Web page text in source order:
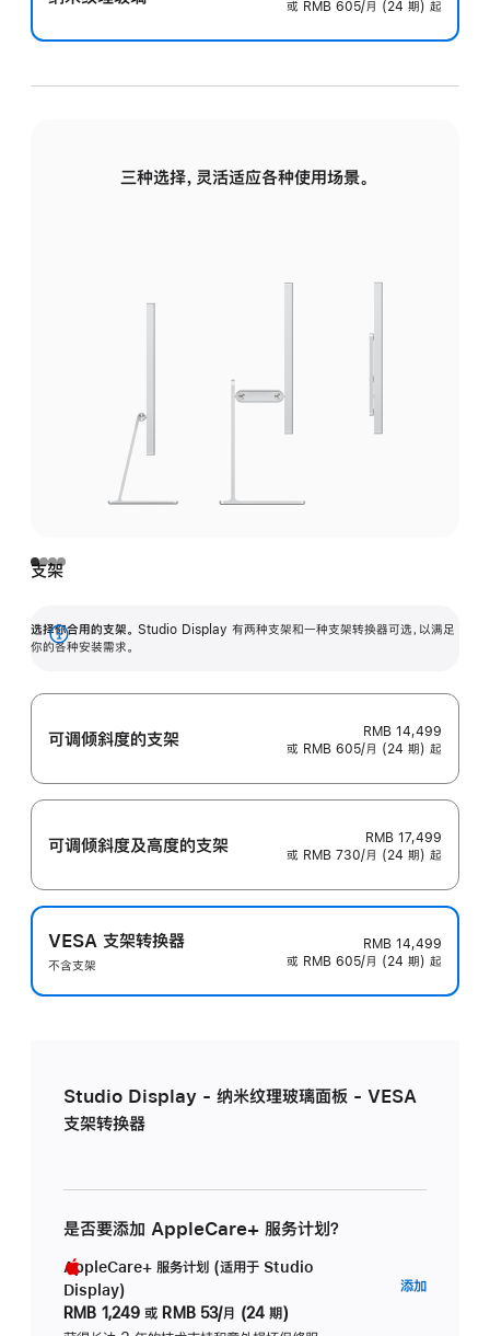
或 RMB 605/月 (24 期) 起
三种选择，灵活适应各种使用场景。
支架
选择你合用的支架。 Studio Display 有两种支架和一种支架转换器可选，以满足
你的各种安装需求。
展
可调倾斜度的支架
RMB 14,499
或 RMB 605/月 (24 期) 起
可调倾斜度及高‍度的支‍架
RMB 17,499
或 RMB 730/月 (24 期) 起
VESA 支架转换器
不含支架
RMB 14,499
或 RMB 605/月 (24 期) 起
Studio Display - 纳米纹理玻璃面板 - VESA
支架转换器
是否要添加 AppleCare+ 服务计划？
AppleCare+ 服务计划 (适用于 Studio
Display)
RMB 1,249 或 RMB 53/月 (24 期)
添加